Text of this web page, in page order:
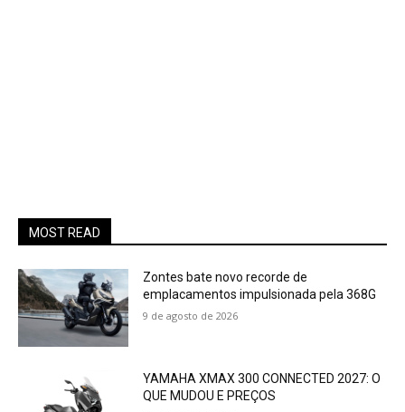
MOST READ
Zontes bate novo recorde de
emplacamentos impulsionada pela 368G
9 de agosto de 2026
YAMAHA XMAX 300 CONNECTED 2027: O
QUE MUDOU E PREÇOS